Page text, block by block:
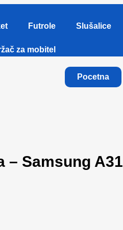
Futrole Slušalice
za mobitel
Pocetna
– Samsung A31